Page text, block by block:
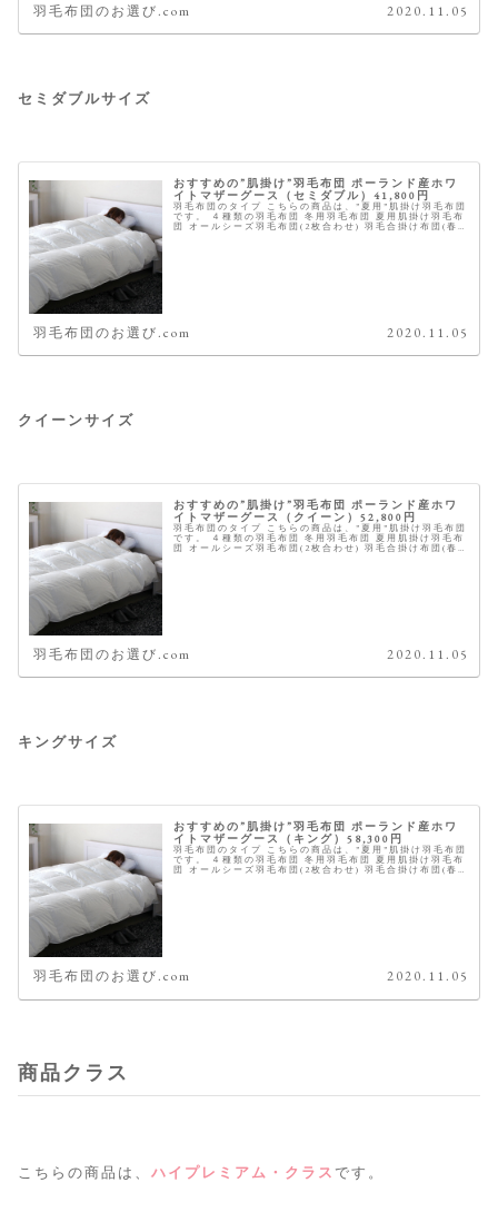
羽毛布団のお選び.com 2020.11.05
セミダブルサイズ
おすすめの”肌掛け”羽毛布団 ポーランド産ホワ
イトマザーグース（セミダブル）41,800円
羽毛布団のタイプ こちらの商品は、”夏用”肌掛け羽毛布団
です。 ４種類の羽毛布団 冬用羽毛布団 夏用肌掛け羽毛布
団 オールシーズ羽毛布団(2枚合わせ) 羽毛合掛け布団(春
羽毛布団のお選び.com 2020.11.05
クイーンサイズ
おすすめの”肌掛け”羽毛布団 ポーランド産ホワ
イトマザーグース（クイーン）52,800円
羽毛布団のタイプ こちらの商品は、”夏用”肌掛け羽毛布団
です。 ４種類の羽毛布団 冬用羽毛布団 夏用肌掛け羽毛布
団 オールシーズ羽毛布団(2枚合わせ) 羽毛合掛け布団(春
羽毛布団のお選び.com 2020.11.05
キングサイズ
おすすめの”肌掛け”羽毛布団 ポーランド産ホワ
イトマザーグース（キング）58,300円
羽毛布団のタイプ こちらの商品は、”夏用”肌掛け羽毛布団
です。 ４種類の羽毛布団 冬用羽毛布団 夏用肌掛け羽毛布
団 オールシーズ羽毛布団(2枚合わせ) 羽毛合掛け布団(春
羽毛布団のお選び.com 2020.11.05
商品クラス
こちらの商品は、 ハイプレミアム・クラス です。